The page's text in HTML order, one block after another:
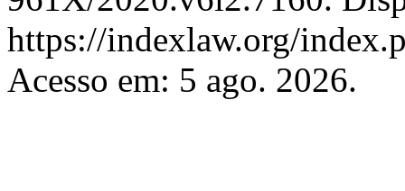
https://indexlaw.org/
Acesso em: 5 ago. 2026.